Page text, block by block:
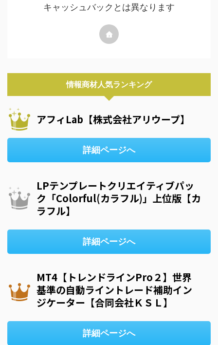
キャッシュバックとは異なります
情報商材人気ランキング
アフィLab【株式会社アリウープ】
詳細ページへ
LPテンプレートクリエイティブパッ
ク「Colorful(カラフル)」上位版【カ
ラフル】
詳細ページへ
MT4【トレンドラインPro２】世界
基準の自動ライントレード補助イン
ジケーター【合同会社ＫＳＬ】
詳細ページへ